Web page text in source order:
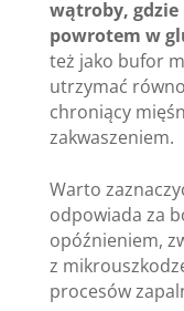
wątroby, gdzie
powrotem w
też jako bufor
utrzymać
chroniący
zakwaszeniem.
Warto
odpowiada za
opóźnieniem,
z
procesów